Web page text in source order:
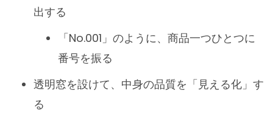
出する
「No.001」のように、商品一つひとつに
番号を振る
透明窓を設けて、中身の品質を「見える化」す
る